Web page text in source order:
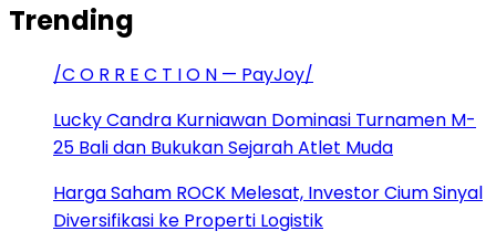
Trending
/C O R R E C T I O N — PayJoy/
Lucky Candra Kurniawan Dominasi Turnamen M-
25 Bali dan Bukukan Sejarah Atlet Muda
Harga Saham ROCK Melesat, Investor Cium Sinyal
Diversifikasi ke Properti Logistik